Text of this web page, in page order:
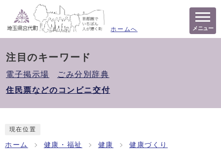
ホームへ メニュー
注目のキーワード
電子掲示場
ごみ分別辞典
住民票などのコンビニ交付
現在位置
ホーム 健康・福祉 健康 健康づくり